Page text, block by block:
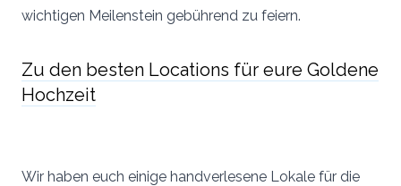
wichtigen Meilenstein gebührend zu feiern.
Zu den besten Locations für eure Goldene
Hochzeit
Wir haben euch einige handverlesene Lokale für die